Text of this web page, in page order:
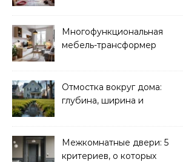
Многофункциональная
мебель-трансформер
Отмостка вокруг дома:
глубина, ширина и
Межкомнатные двери: 5
критериев, о которых